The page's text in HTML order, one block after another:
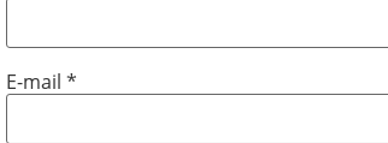
E-mail *